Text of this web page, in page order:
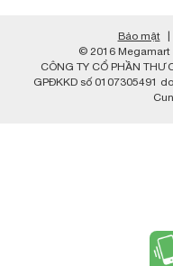
Bảo mật
© 2016
CÔNG TY CỔ PHẦN
GPĐKKD số 0107305491